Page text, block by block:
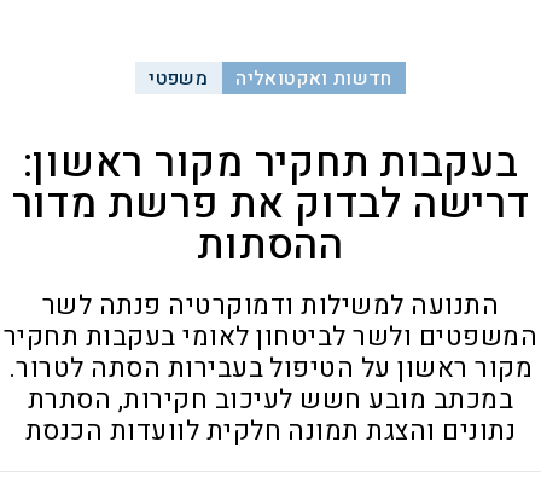
חדשות ואקטואליה משפטי
בעקבות תחקיר מקור ראשון:
דרישה לבדוק את פרשת מדור
ההסתות
התנועה למשילות ודמוקרטיה פנתה לשר
המשפטים ולשר לביטחון לאומי בעקבות תחקיר
מקור ראשון על הטיפול בעבירות הסתה לטרור.
במכתב מובע חשש לעיכוב חקירות, הסתרת
נתונים והצגת תמונה חלקית לוועדות הכנסת